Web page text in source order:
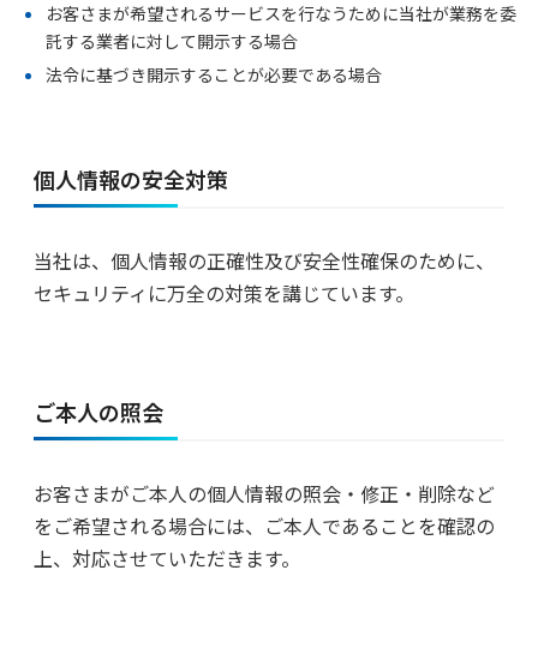
お客さまが希望されるサービスを行なうために当社が業務を委
託する業者に対して開示する場合
法令に基づき開示することが必要である場合
個人情報の安全対策
当社は、個人情報の正確性及び安全性確保のために、
セキュリティに万全の対策を講じています。
ご本人の照会
お客さまがご本人の個人情報の照会・修正・削除など
をご希望される場合には、ご本人であることを確認の
上、対応させていただきます。